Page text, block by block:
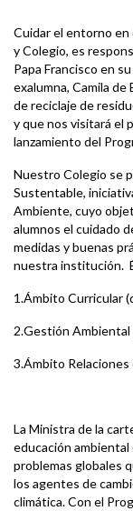
Cuidar el entorno
y Colegio, es
Papa Francisco en
exalumna, Camila
de reciclaje de
y que nos visitará el
lanzamiento del
Nuestro Colegio se
Sustentable,
Ambiente, cuyo
alumnos el cuidado
medidas y buenas
nuestra institución.
1.Ámbito Curricular
2.Gestión Ambiental
3.Ámbito
La Ministra de la
educación ambiental
problemas globales
los agentes de
climática. Con el